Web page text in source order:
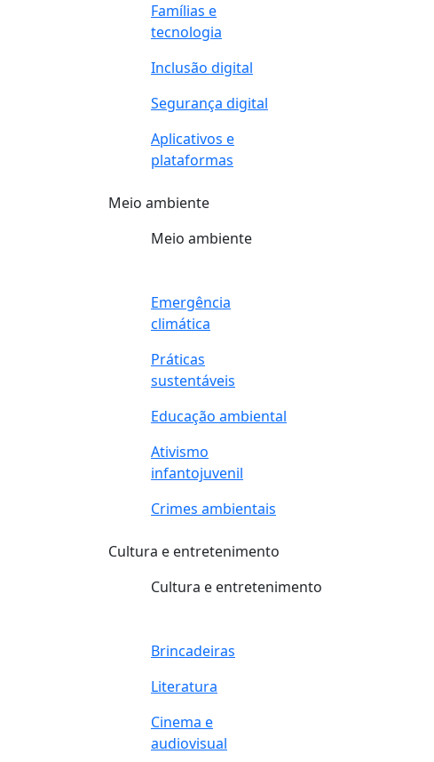
Famílias e
tecnologia
Inclusão digital
Segurança digital
Aplicativos e
plataformas
Meio ambiente
Meio ambiente
Emergência
climática
Práticas
sustentáveis
Educação ambiental
Ativismo
infantojuvenil
Crimes ambientais
Cultura e entretenimento
Cultura e entretenimento
Brincadeiras
Literatura
Cinema e
audiovisual